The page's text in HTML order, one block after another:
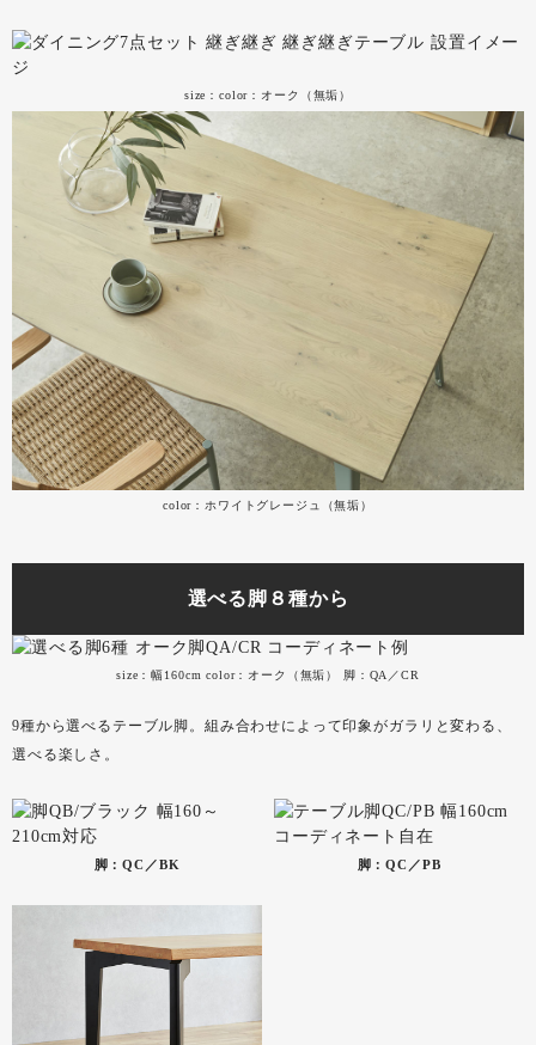
size：color：オーク（無垢）
color：ホワイトグレージュ（無垢）
選べる脚８種から
size：幅160cm color：オーク（無垢） 脚：QA／CR
9種から選べるテーブル脚。組み合わせによって印象がガラリと変わる、
選べる楽しさ。
脚：QC／BK 脚：QC／PB